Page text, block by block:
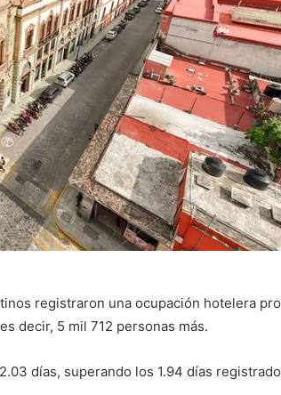
registraron una ocupación hotelera
decir, 5 mil 712 personas más.
días, superando los 1.94 días